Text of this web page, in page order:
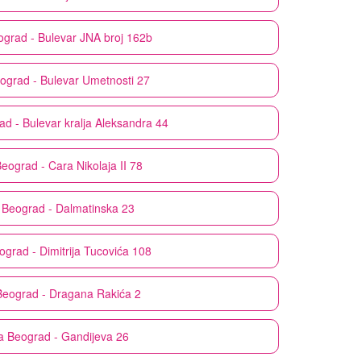
- Bulevar JNA broj 162b
- Bulevar Umetnosti 27
- Bulevar kralja Aleksandra 44
- Cara Nikolaja II 78
Beograd - Dalmatinska 23
- Dimitrija Tucovića 108
- Dragana Rakića 2
Beograd - Gandijeva 26